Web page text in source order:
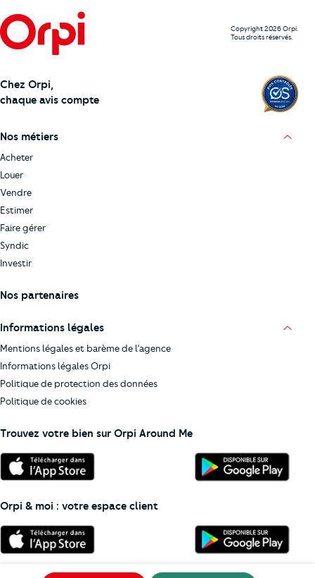
Copyright 2026 Orpi.
Tous droits réservés.
Chez Orpi,
chaque avis compte
Nos métiers
Acheter
Louer
Vendre
Estimer
Faire gérer
Syndic
Investir
Nos partenaires
Informations légales
Mentions légales et barème de l’agence
Informations légales Orpi
Politique de protection des données
Politique de cookies
Trouvez votre bien sur Orpi Around Me
Orpi & moi : votre espace client